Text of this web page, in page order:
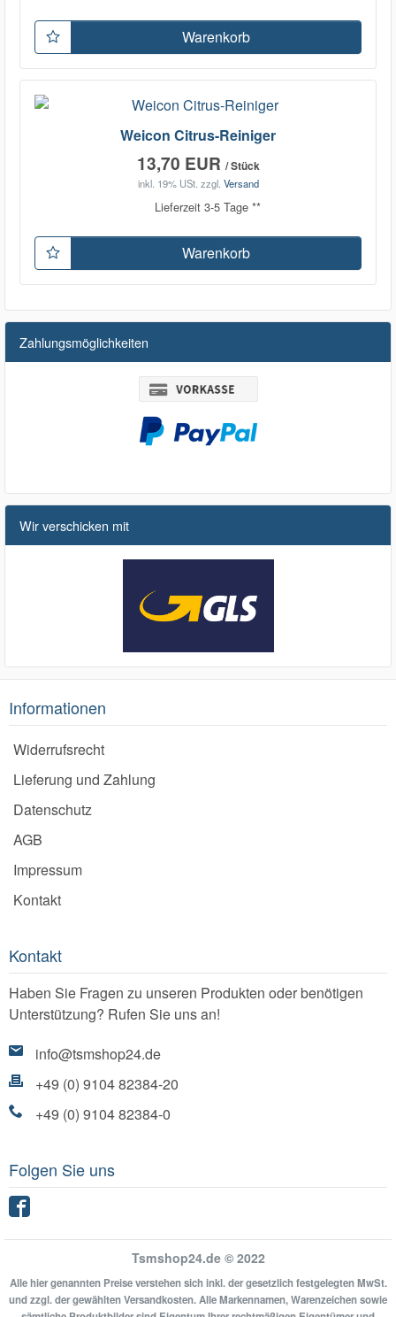
Warenkorb
Weicon Citrus-Reiniger
13,70 EUR / Stück
inkl. 19% USt. zzgl. Versand
Lieferzeit 3-5 Tage **
Warenkorb
Zahlungsmöglichkeiten
Wir verschicken mit
Informationen
Widerrufsrecht
Lieferung und Zahlung
Datenschutz
AGB
Impressum
Kontakt
Kontakt
Haben Sie Fragen zu unseren Produkten oder benötigen
Unterstützung? Rufen Sie uns an!
info@tsmshop24.de
+49 (0) 9104 82384-20
+49 (0) 9104 82384-0
Folgen Sie uns
Tsmshop24.de © 2022
Alle hier genannten Preise verstehen sich inkl. der gesetzlich festgelegten MwSt.
und zzgl. der gewählten Versandkosten. Alle Markennamen, Warenzeichen sowie